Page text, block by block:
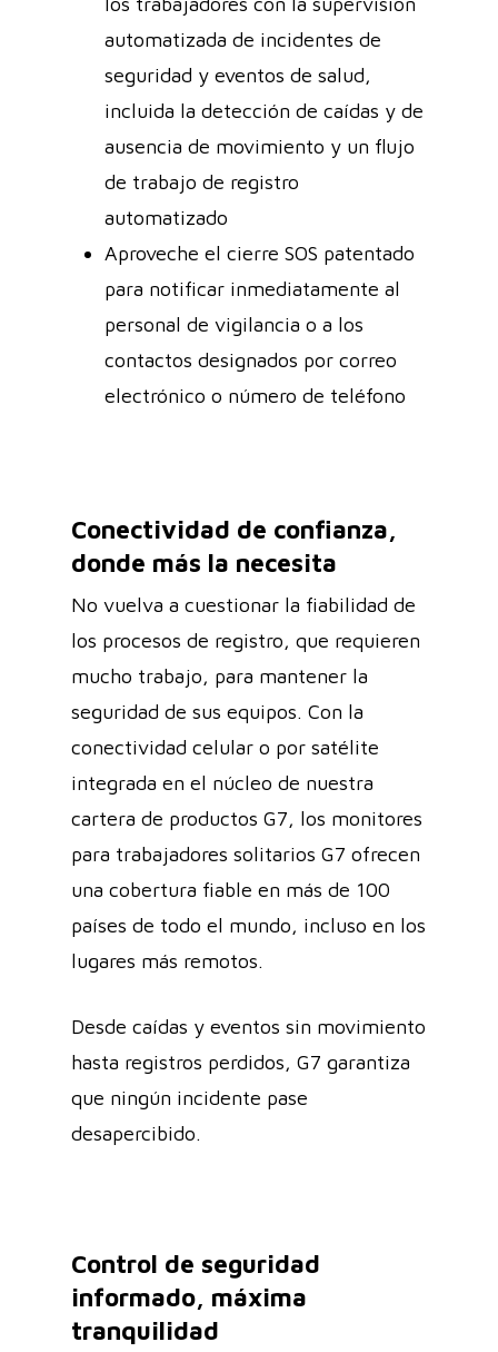
automatizada de incidentes de
seguridad y eventos de salud,
incluida la detección de caídas y de
ausencia de movimiento y un flujo
de trabajo de registro
automatizado
Aproveche el cierre SOS patentado
para notificar inmediatamente al
personal de vigilancia o a los
contactos designados por correo
electrónico o número de teléfono
Conectividad de confianza,
donde más la necesita
No vuelva a cuestionar la fiabilidad de
los procesos de registro, que requieren
mucho trabajo, para mantener la
seguridad de sus equipos. Con la
conectividad celular o por satélite
integrada en el núcleo de nuestra
cartera de productos G7, los monitores
para trabajadores solitarios G7 ofrecen
una cobertura fiable en más de 100
países de todo el mundo, incluso en los
lugares más remotos.
Desde caídas y eventos sin movimiento
hasta registros perdidos, G7 garantiza
que ningún incidente pase
desapercibido.
Control de seguridad
informado, máxima
tranquilidad